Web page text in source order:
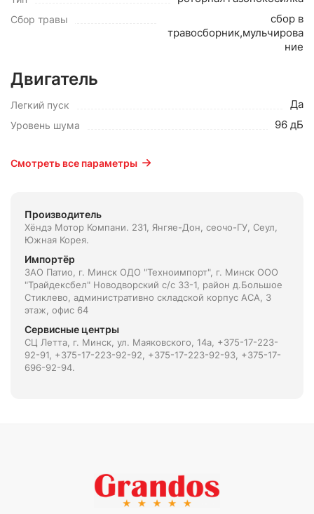
Сбор травы
сбор в
травосборник,мульчирова
ние
Двигатель
Легкий пуск Да
Уровень шума 96 дБ
Смотреть все параметры
Производитель
Хёндэ Мотор Компани. 231, Янгяе-Дон, сеочо-ГУ, Сеул,
Южная Корея.
Импортёр
ЗАО Патио, г. Минск ОДО "Техноимпорт", г. Минск ООО
"Трайдексбел" Новодворский с/с 33-1, район д.Большое
Стиклево, административно складской корпус АСА, 3
этаж, офис 64
Сервисные центры
СЦ Летта, г. Минск, ул. Маяковского, 14а, +375-17-223-
92-91, +375-17-223-92-92, +375-17-223-92-93, +375-17-
696-92-94.